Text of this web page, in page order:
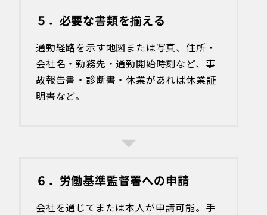
５．必要な書類を揃える
通勤経路を示す地図または写真、住所・
会社名・勤務先・通勤開始時刻など、事
故報告書・診断書・休業があれば休業証
明書など。
６．労働基準監督署への申請
会社を通じてまたは本人が申請可能。手